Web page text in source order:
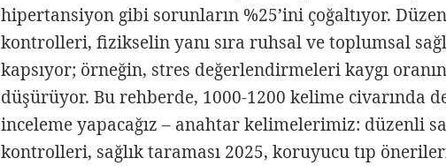
hipertansiyon gibi sorunların %25’ini çoğaltıyor.
kontrolleri, fizikselin yanı sıra ruhsal ve toplumsal
kapsıyor; örneğin, stres değerlendirmeleri kaygı
düşürüyor. Bu rehberde, 1000-1200 kelime civarında
inceleme yapacağız – anahtar kelimelerimiz: düzenli
kontrolleri, sağlık taraması 2025, koruyucu tıp